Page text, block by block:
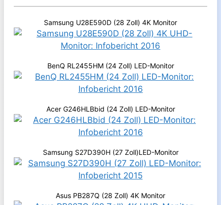
Samsung U28E590D (28 Zoll) 4K Monitor
BenQ RL2455HM (24 Zoll) LED-Monitor
Acer G246HLBbid (24 Zoll) LED-Monitor
Samsung S27D390H (27 Zoll)LED-Monitor
Asus PB287Q (28 Zoll) 4K Monitor